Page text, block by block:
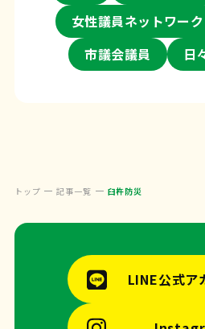
女性議員ネットワーク
市議会議員
日
トップ 記事一覧 臼杵防災
LINE公式ア